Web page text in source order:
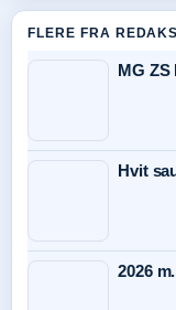
FLERE FRA
MG ZS
Hvit
2026